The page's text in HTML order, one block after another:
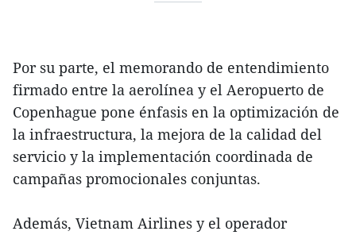
Por su parte, el memorando de entendimiento
firmado entre la aerolínea y el Aeropuerto de
Copenhague pone énfasis en la optimización de
la infraestructura, la mejora de la calidad del
servicio y la implementación coordinada de
campañas promocionales conjuntas.
Además, Vietnam Airlines y el operador